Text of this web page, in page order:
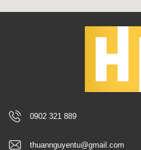
0902 321 889
thuannguyentu@gmail.com